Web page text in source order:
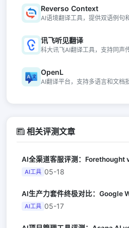
Reverso Context
AI语境翻译工具，提供双语例句
讯飞听见翻译
科大讯飞AI翻译工具，支持同声
OpenL
AI翻译平台，支持多语言和文档
相关评测文章
AI工具 05-18
AI工具 05-17